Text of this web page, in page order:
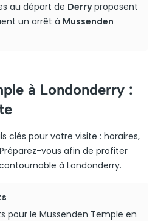
au départ de Derryproposent
un arrêt à Mussenden
à Londonderry :
clés pour votre visite : horaires,
vous afin de profiter
à Londonderry.
pour le Mussenden Temple en